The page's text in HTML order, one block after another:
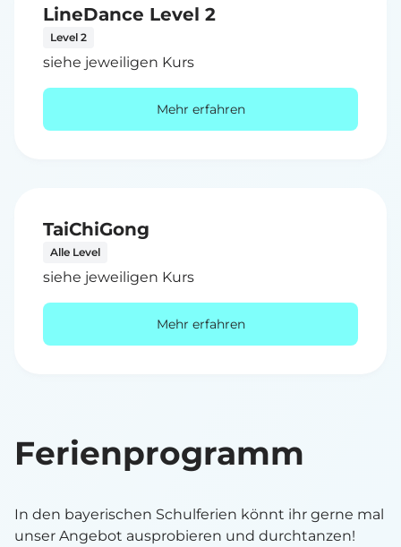
LineDance Level 2
Level 2
siehe jeweiligen Kurs
Mehr erfahren
TaiChiGong
Alle Level
siehe jeweiligen Kurs
Mehr erfahren
Ferienprogramm
In den bayerischen Schulferien könnt ihr gerne mal
unser Angebot ausprobieren und durchtanzen!